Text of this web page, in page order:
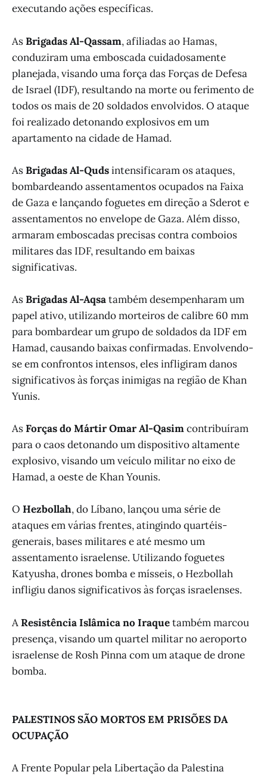
executando ações específicas.
AsBrigadas Al-Qassam, afiliadas ao Hamas,
conduziram uma emboscada cuidadosamente
planejada, visando uma força das Forças de Defesa
de Israel (IDF), resultando na morte ou ferimento de
todos os mais de 20 soldados envolvidos. O ataque
foi realizado detonando explosivos em um
apartamento na cidade de Hamad.
AsBrigadas Al-Qudsintensificaram os ataques,
bombardeando assentamentos ocupados na Faixa
de Gaza e lançando foguetes em direção a Sderot e
assentamentos no envelope de Gaza. Além disso,
armaram emboscadas precisas contra comboios
militares das IDF, resultando em baixas
significativas.
AsBrigadas Al-Aqsatambém desempenharam um
papel ativo, utilizando morteiros de calibre 60 mm
para bombardear um grupo de soldados da IDF em
Hamad, causando baixas confirmadas. Envolvendo-
se em confrontos intensos, eles infligiram danos
significativos às forças inimigas na região de Khan
Yunis.
AsForças do Mártir Omar Al-Qasimcontribuíram
para o caos detonando um dispositivo altamente
explosivo, visando um veículo militar no eixo de
Hamad, a oeste de Khan Younis.
O Hezbollah, do Líbano, lançou uma série de
ataques em várias frentes, atingindo quartéis-
generais, bases militares e até mesmo um
assentamento israelense. Utilizando foguetes
Katyusha, drones bomba e mísseis, o Hezbollah
infligiu danos significativos às forças israelenses.
AResistência Islâmica no Iraquetambém marcou
presença, visando um quartel militar no aeroporto
israelense de Rosh Pinna com um ataque de drone
bomba.
PALESTINOS SÃO MORTOS EM PRISÕES DA
OCUPAÇÃO
A Frente Popular pela Libertação da Palestina